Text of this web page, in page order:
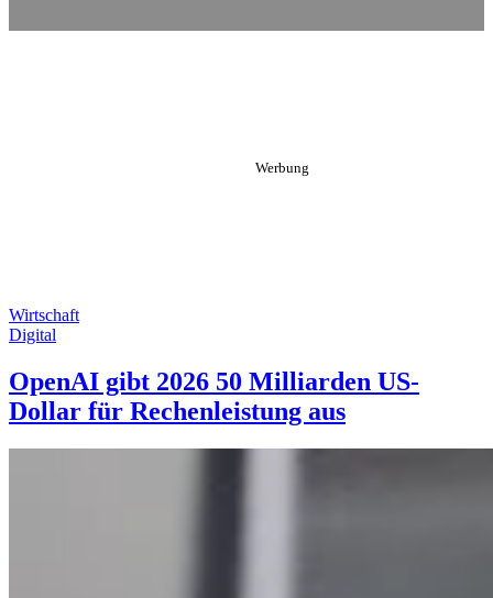
Wirtschaft
Digital
OpenAI gibt 2026 50 Milliarden US-
Dollar für Rechenleistung aus